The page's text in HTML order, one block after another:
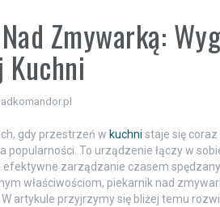
Zmywarką:
Kuchni
adkomandor.pl
gdy przestrzeń w kuchni staje się
popularności. To urządzenie łączy w
efektywne zarządzanie czasem
właściwościom, piekarnik nad
artykule przyjrzymy się bliżej temu